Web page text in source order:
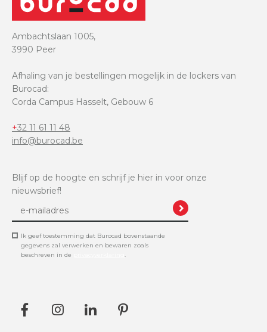
Blijf op de hoogte en schrijf je hier in voor onze
nieuwsbrief!
Ik geef toestemming dat Burocad bovenstaande
gegevens zal verwerken en bewaren zoals
beschreven in de
Ambachtslaan 1005,
3990 Peer
Afhaling van je bestellingen mogelijk in de lockers van
Burocad:
Corda Campus Hasselt, Gebouw 6
+32 11 61 11 48
info@burocad.be